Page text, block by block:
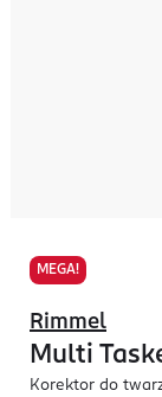
MEGA!
Rimmel
Multi
Korektor do